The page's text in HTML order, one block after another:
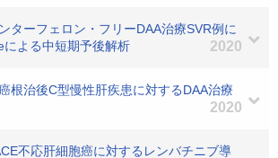
ターフェロン・フリーDAA治療SVR例に
による中短期予後解析
2020
根治後C型慢性肝疾患に対するDAA治療
2020
不応肝細胞癌に対するレンバチニブ導